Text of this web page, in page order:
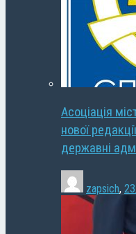
Асоціація
нової
державні
zapsich,